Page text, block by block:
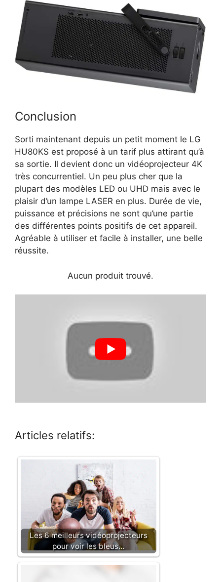
Conclusion
Sorti maintenant depuis un petit moment le LG
HU80KS est proposé à un tarif plus attirant qu’à
sa sortie. Il devient donc un vidéoprojecteur 4K
très concurrentiel. Un peu plus cher que la
plupart des modèles LED ou UHD mais avec le
plaisir d’un lampe LASER en plus. Durée de vie,
puissance et précisions ne sont qu’une partie
des différentes points positifs de cet appareil.
Agréable à utiliser et facile à installer, une belle
réussite.
Aucun produit trouvé.
Articles relatifs:
Les 6 meilleurs vidéoprojecteurs
pour voir les bleus…